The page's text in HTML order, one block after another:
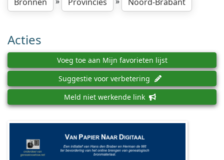
Acties
Voeg toe aan Mijn favorieten lijst
Suggestie voor verbetering
Meld niet werkende link